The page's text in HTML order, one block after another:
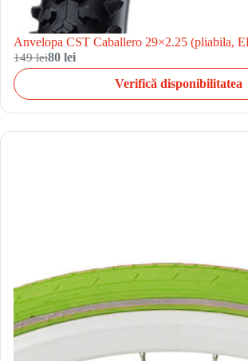
Anvelopa CST Caballero 29×2.25 (pliabila,
149 lei80 lei
Verifică disponibilitatea